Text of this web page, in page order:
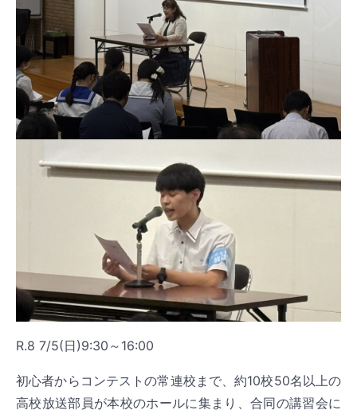
R.8 7/5(日)9:30～16:00
初心者からコンテストの常連校まで、約10校50名以上の
高校放送部員が本校のホールに集まり、合同の講習会に